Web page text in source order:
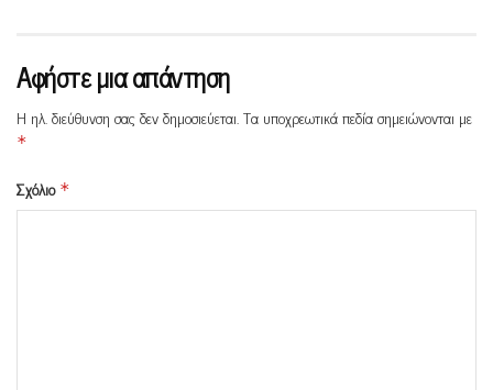
Αφήστε μια απάντηση
Η ηλ. διεύθυνση σας δεν δημοσιεύεται.Τα υποχρεωτικά πεδία σημειώνονται με
*
Σχόλιο *